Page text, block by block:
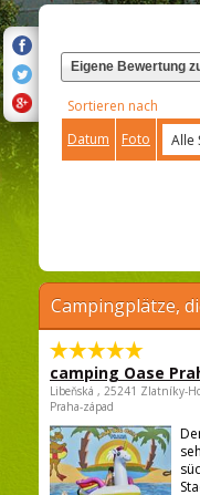
Eigene Bewertung
Sortieren nach
Datum
Foto
Campingplätze,
camping Oase
Libeňská , 25241 Zlatníky-
Praha-západ